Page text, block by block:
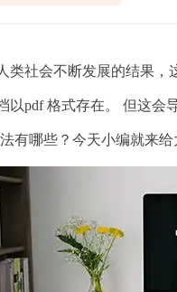
社会不断发展的结果，
以pdf 格式存在。 但这会
有哪些？今天小编就来给